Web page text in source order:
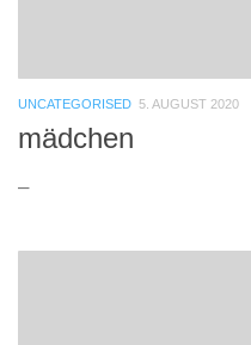
UNCATEGORISED 5. AUGUST 2020
mädchen
–